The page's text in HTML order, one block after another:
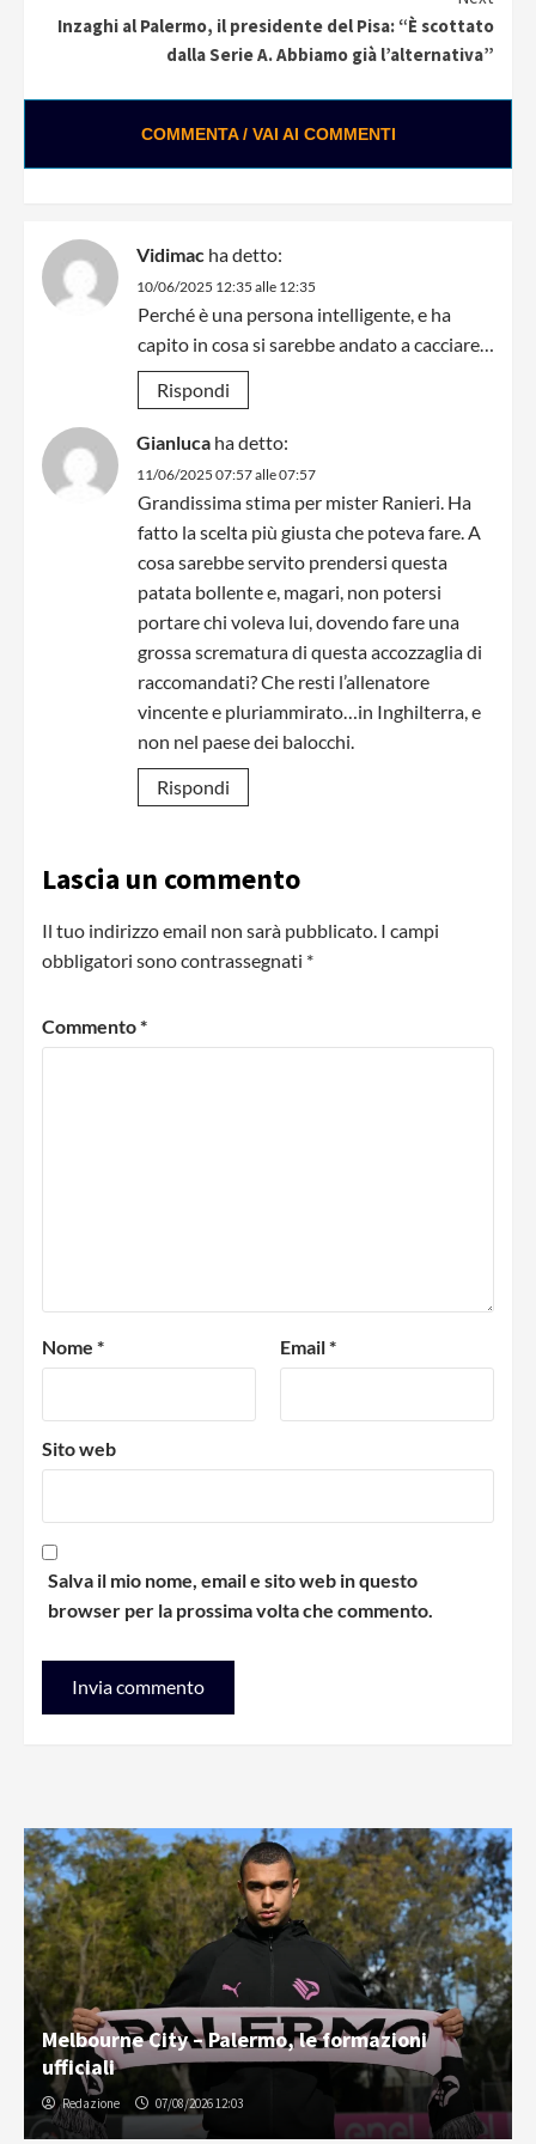
Inzaghi al Palermo, il presidente del Pisa: “È scottato
dalla Serie A. Abbiamo già l’alternativa”
COMMENTA / VAI AI COMMENTI
Vidimac ha detto:
10/06/2025 12:35 alle 12:35
Perché è una persona intelligente, e ha
capito in cosa si sarebbe andato a cacciare…
Rispondi
Gianluca ha detto:
11/06/2025 07:57 alle 07:57
Grandissima stima per mister Ranieri. Ha
fatto la scelta più giusta che poteva fare. A
cosa sarebbe servito prendersi questa
patata bollente e, magari, non potersi
portare chi voleva lui, dovendo fare una
grossa scrematura di questa accozzaglia di
raccomandati? Che resti l’allenatore
vincente e pluriammirato…in Inghilterra, e
non nel paese dei balocchi.
Rispondi
Lascia un commento
Il tuo indirizzo email non sarà pubblicato. I campi
obbligatori sono contrassegnati *
Commento*
Nome * Email*
Sito web
Salva il mio nome, email e sito web in questo
browser per la prossima volta che commento.
Melbourne City – Palermo, le formazioni
ufficiali
Redazione 07/08/2026 12:03